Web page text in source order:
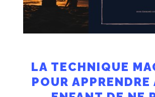
LA TECHNIQUE
POUR APPRENDRE